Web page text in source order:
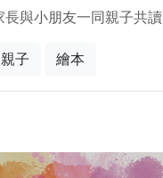
長與小朋友一同親子共讀
親子 繪本